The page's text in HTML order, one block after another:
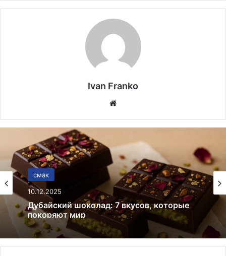
Ivan Franko
смак
10.12.2025
Дубайский шоколад: 7 вкусов, которые
покоряют мир